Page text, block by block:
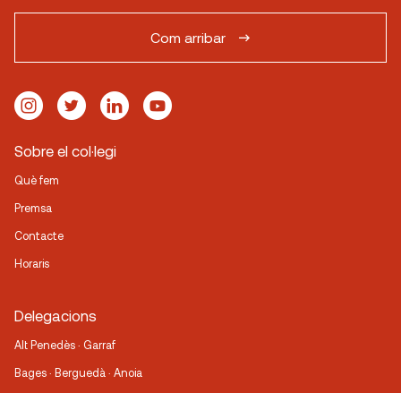
Com arribar
Sobre el col·legi
Què fem
Premsa
Contacte
Horaris
Delegacions
Alt Penedès · Garraf
Bages · Berguedà · Anoia